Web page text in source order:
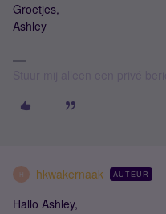
Groetjes,
Ashley
H hkwakernaak AUTEUR
Hallo Ashley,